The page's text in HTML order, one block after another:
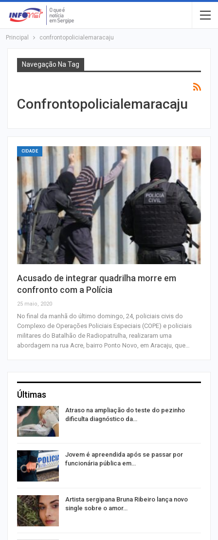
Principal confrontopolicialemaracaju
Navegação Na Tag
Confrontopolicialemaracaju
CIDADE
Acusado de integrar quadrilha morre em
confronto com a Polícia
25 maio, 2020
No final da manhã do último domingo, 24, policiais civis do
Complexo de Operações Policiais Especiais (COPE) e policiais
militares do Batalhão de Radiopatrulha, realizaram uma
abordagem na rua Acre, bairro Ponto Novo, em Aracaju, que…
Últimas
Atraso na ampliação do teste do pezinho
dificulta diagnóstico da…
Jovem é apreendida após se passar por
funcionária pública em…
Artista sergipana Bruna Ribeiro lança novo
single sobre o amor…